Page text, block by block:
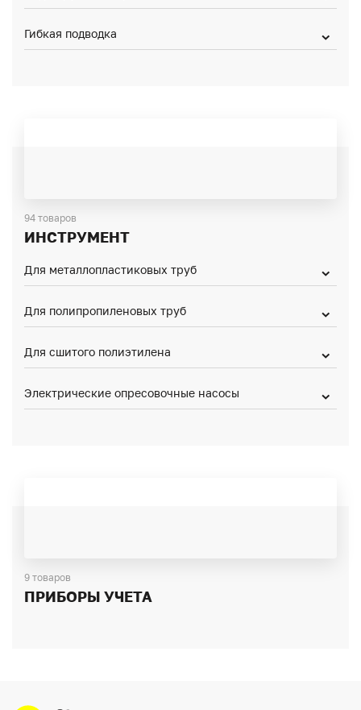
Гибкая подводка
94 товаров
ИНСТРУМЕНТ
Для металлопластиковых труб
Для полипропиленовых труб
Для сшитого полиэтилена
Электрические опресовочные насосы
9 товаров
ПРИБОРЫ УЧЕТА